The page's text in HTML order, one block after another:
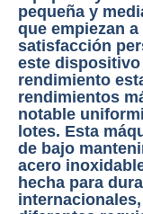
pequeña y
que empiezan
satisfacción
este
rendimiento
rendimientos
notable
lotes. Esta
de bajo
acero
hecha para